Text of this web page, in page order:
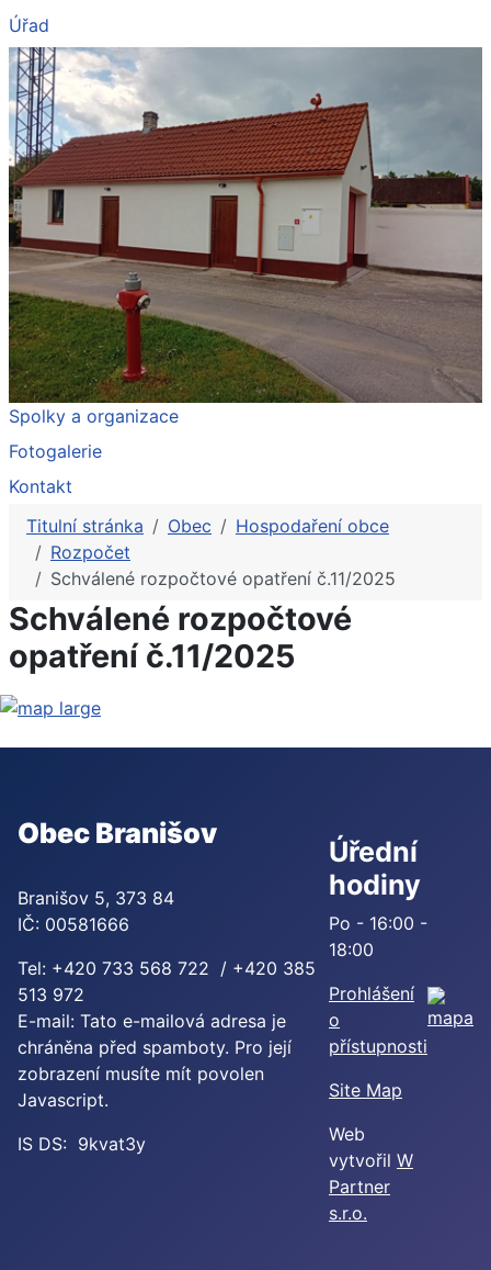
Úřad
Spolky a organizace
Fotogalerie
Kontakt
Titulní stránka
Obec
Hospodaření obce
Rozpočet
Schválené rozpočtové opatření č.11/2025
Schválené rozpočtové
opatření č.11/2025
Obec Branišov
Branišov 5, 373 84
IČ: 00581666
Tel: +420 733 568 722 / +420 385
513 972
E-mail: Tato e-mailová adresa je
chráněna před spamboty. Pro její
zobrazení musíte mít povolen
Javascript.
IS DS: 9kvat3y
Úřední
hodiny
Po - 16:00 -
18:00
Prohlášení
o
přístupnosti
Site Map
Web
vytvořil W
Partner
s.r.o.